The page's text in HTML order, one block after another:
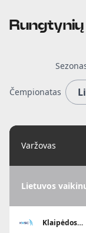
Čempionatas
Varžovas
Lietuvos
Klaipėdos